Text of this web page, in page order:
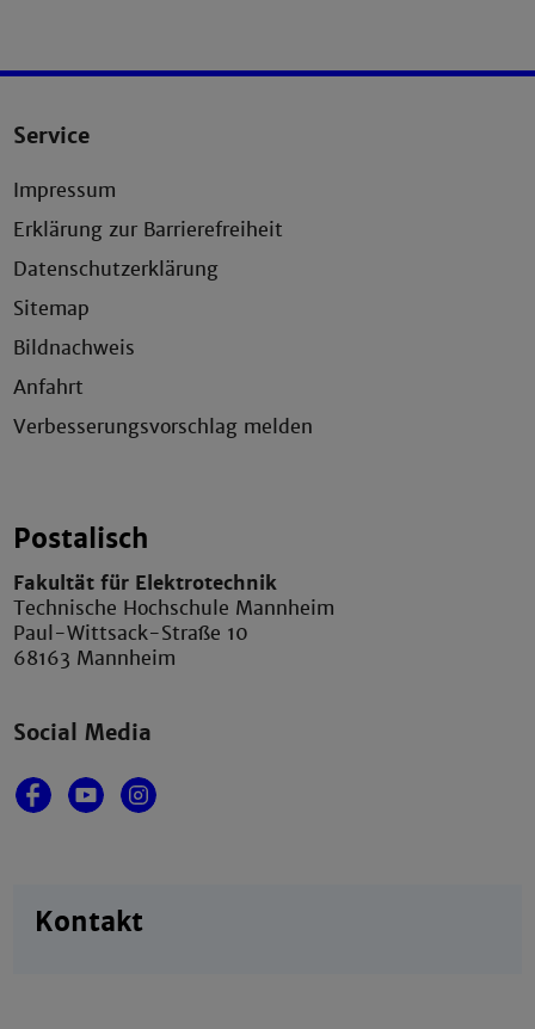
Service
Impressum
Erklärung zur Barrierefreiheit
Datenschutzerklärung
Sitemap
Bildnachweis
Anfahrt
Verbesserungsvorschlag melden
Postalisch
Fakultät für Elektrotechnik
Technische Hochschule Mannheim
Paul-Wittsack-Straße 10
68163 Mannheim
Social Media
Kontakt